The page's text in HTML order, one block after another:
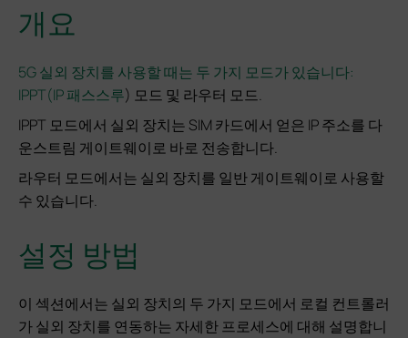
개요
5G 실외 장치를 사용할 때는 두 가지 모드가 있습니다:
IPPT(IP 패스스루) 모드 및 라우터 모드.
IPPT 모드에서 실외 장치는 SIM 카드에서 얻은 IP 주소를 다
운스트림 게이트웨이로 바로 전송합니다.
라우터 모드에서는 실외 장치를 일반 게이트웨이로 사용할
수 있습니다.
설정 방법
이 섹션에서는 실외 장치의 두 가지 모드에서 로컬 컨트롤러
가 실외 장치를 연동하는 자세한 프로세스에 대해 설명합니